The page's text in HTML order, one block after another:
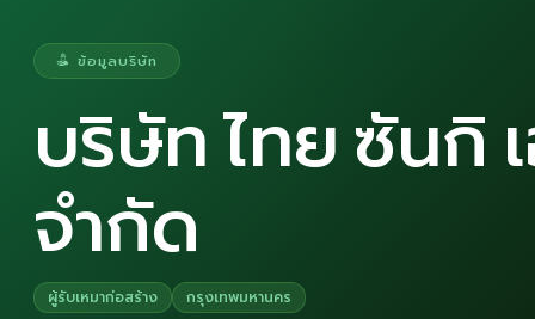
ข้อมูลบริษัท
บริษัท ไทย ซันกิ
จำกัด
ผู้รับเหมาก่อสร้าง กรุงเทพมหานคร